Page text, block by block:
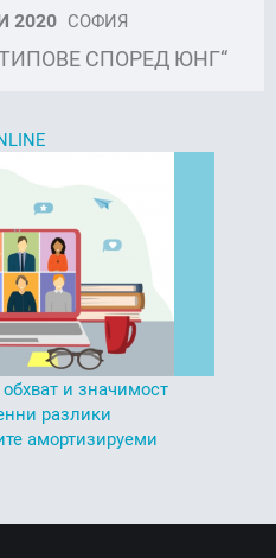
2020 СОФИЯ
СПОРЕД ЮНГ“
и значимост
разлики
амортизируеми